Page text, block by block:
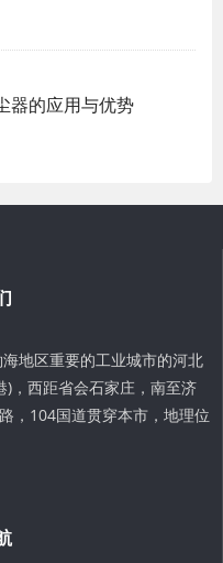
器的应用与优势
地区重要的工业城市的河北
，西距省会石家庄，南至济
，104国道贯穿本市，地理位